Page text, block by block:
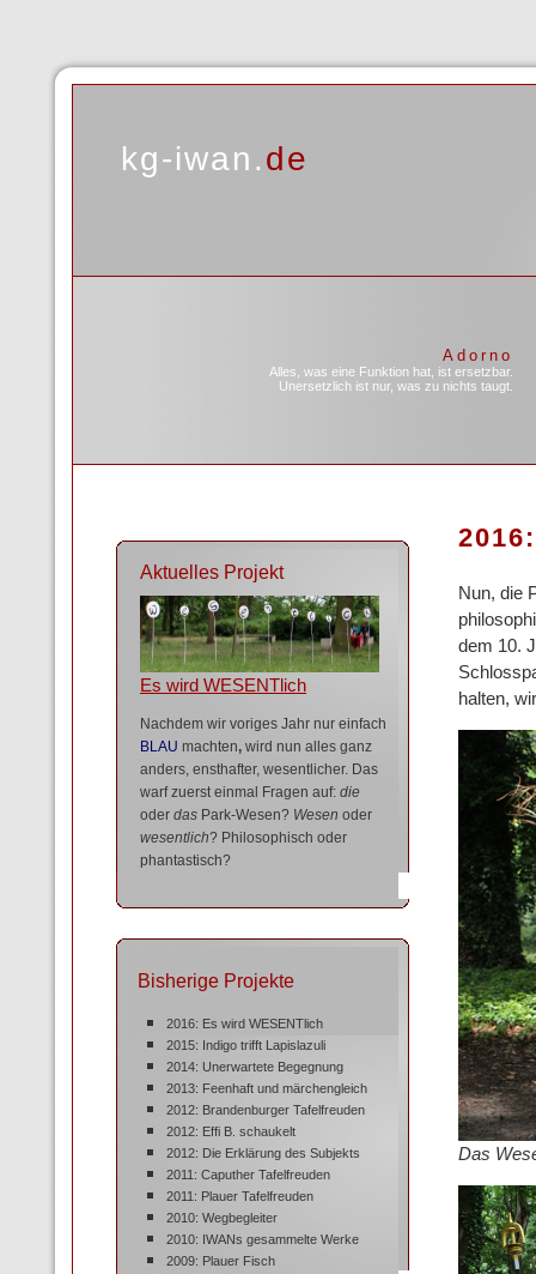
kg-iwan.de
Adorno
Alles, was eine Funktion hat, ist ersetzbar.
Unersetzlich ist nur, was zu nichts taugt.
Aktuelles Projekt
Es wird WESENTlich
Nachdem wir voriges Jahr nur einfach
BLAU machten, wird nun alles ganz
anders, ensthafter, wesentlicher. Das
warf zuerst einmal Fragen auf: die
oder das Park-Wesen? Wesen oder
wesentlich? Philosophisch oder
phantastisch?
Bisherige Projekte
2016: Es wird WESENTlich
2015: Indigo trifft Lapislazuli
2014: Unerwartete Begegnung
2013: Feenhaft und märchengleich
2012: Brandenburger Tafelfreuden
2012: Effi B. schaukelt
2012: Die Erklärung des Subjekts
2011: Caputher Tafelfreuden
2011: Plauer Tafelfreuden
2010: Wegbegleiter
2010: IWANs gesammelte Werke
2009: Plauer Fisch
Nun, die
dem 10.
halten,
Das